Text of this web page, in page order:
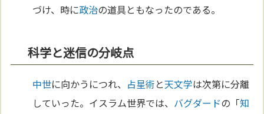
づけ、時に政治の道具ともなったのである。
科学と迷信の分岐点
中世に向かうにつれ、 占星術と天文学は次第に分離
していった。イスラム世界では、 バグダードの「知